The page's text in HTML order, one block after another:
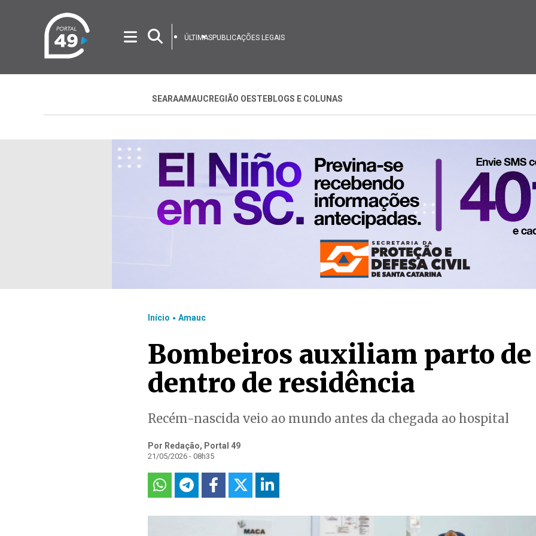
ÚLTIMASPUBLICAÇÕES LEGAIS
SEARAAMAUC REGIÃO OESTEBLOGS E COLUNAS
Início . Amauc
Bombeiros auxiliam parto de
dentro de residência
Recém-nascida veio ao mundo antes da chegada ao hospital
Por Redação, Portal 49
21/05/2026 - 08h35